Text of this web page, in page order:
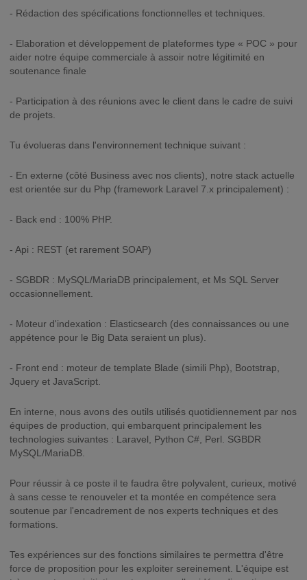
- Rédaction des spécifications fonctionnelles et techniques.
- Elaboration et développement de plateformes type « POC » pour
aider notre équipe commerciale à assoir notre légitimité en
soutenance finale
- Participation à des réunions avec le client dans le cadre de suivi
de projets.
Tu évolueras dans l'environnement technique suivant :
- En externe (côté Business avec nos clients), notre stack actuelle
est orientée sur du Php (framework Laravel 7.x principalement) :
- Back end : 100% PHP.
- Api : REST (et rarement SOAP)
- SGBDR : MySQL/MariaDB principalement, et Ms SQL Server
occasionnellement.
- Moteur d'indexation : Elasticsearch (des connaissances ou une
appétence pour le Big Data seraient un plus).
- Front end : moteur de template Blade (simili Php), Bootstrap,
Jquery et JavaScript.
En interne, nous avons des outils utilisés quotidiennement par nos
équipes de production, qui embarquent principalement les
technologies suivantes : Laravel, Python C#, Perl. SGBDR
MySQL/MariaDB.
Pour réussir à ce poste il te faudra être polyvalent, curieux, motivé
à sans cesse te renouveler et ta montée en compétence sera
soutenue par l'encadrement de nos experts techniques et des
formations.
Tes expériences sur des fonctions similaires te permettra d'être
force de proposition pour les exploiter sereinement. L'équipe est